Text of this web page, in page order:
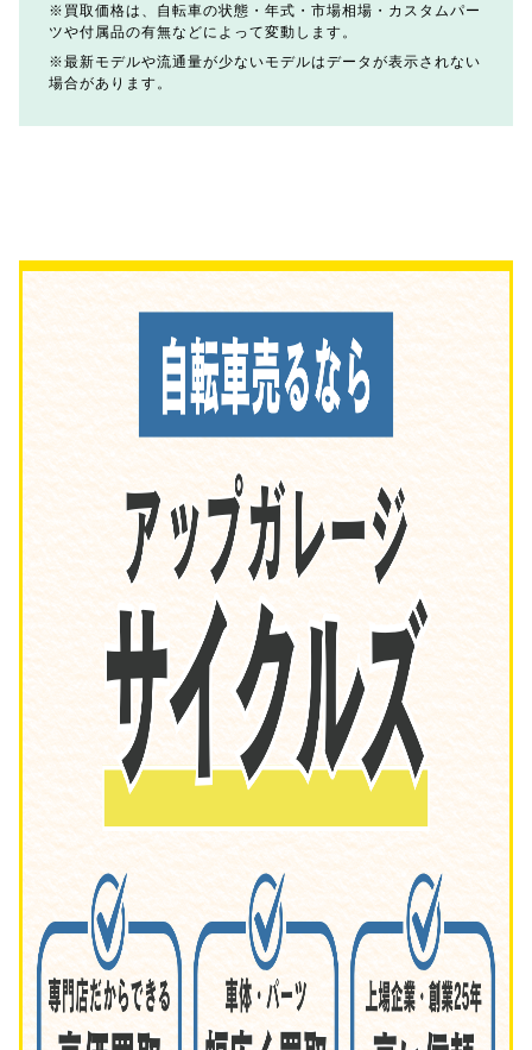
買取価格は、自転車の状態・年式・市場相場・カスタムパー
ツや付属品の有無などによって変動します。
最新モデルや流通量が少ないモデルはデータが表示されない
場合があります。